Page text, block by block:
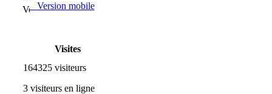
Version mobile
Visites
164325 visiteurs
3 visiteurs en ligne